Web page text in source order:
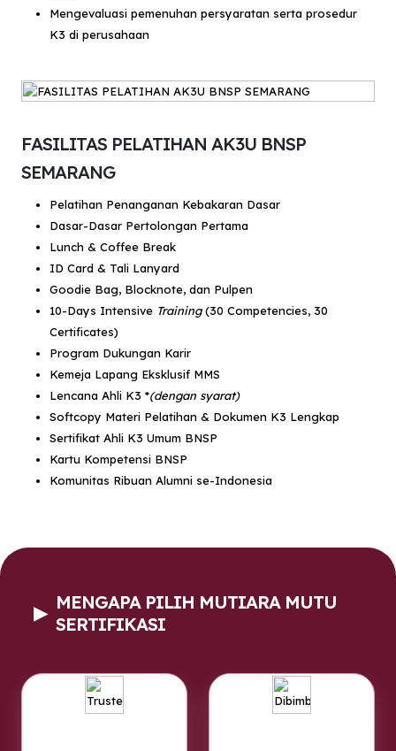
Mengevaluasi pemenuhan persyaratan serta prosedur
K3 di perusahaan
FASILITAS PELATIHAN AK3U BNSP
SEMARANG
Pelatihan Penanganan Kebakaran Dasar
Dasar-Dasar Pertolongan Pertama
Lunch & Coffee Break
ID Card & Tali Lanyard
Goodie Bag, Blocknote, dan Pulpen
10-Days Intensive Training(30 Competencies, 30
Certificates)
Program Dukungan Karir
Kemeja Lapang Eksklusif MMS
Lencana Ahli K3 *(dengan syarat)
Softcopy Materi Pelatihan & Dokumen K3 Lengkap
Sertifikat Ahli K3 Umum BNSP
Kartu Kompetensi BNSP
Komunitas Ribuan Alumni se-Indonesia
▶ MENGAPA PILIH MUTIARA MUTU
SERTIFIKASI